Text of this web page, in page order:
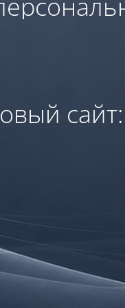
сайт: